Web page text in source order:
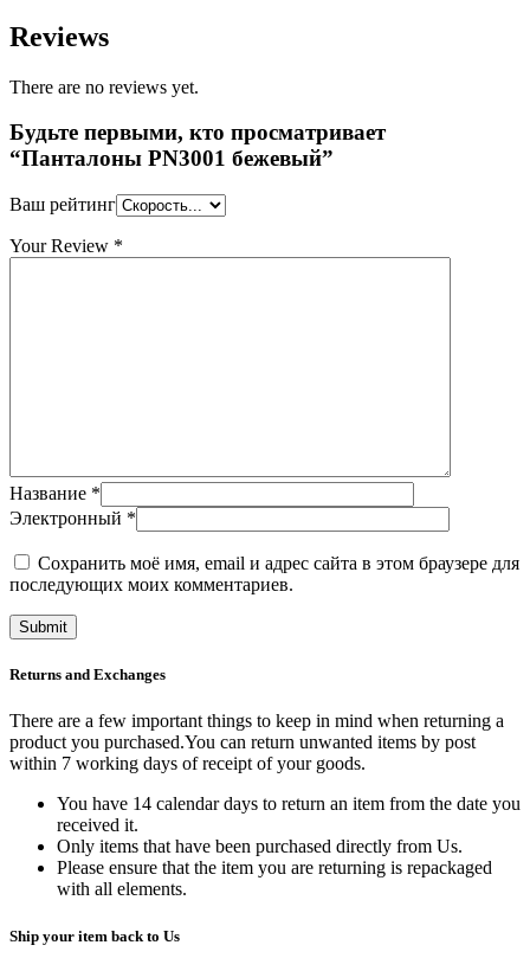
Reviews
There are no reviews yet.
Будьте первыми, кто просматривает
“Панталоны PN3001 бежевый”
Ваш рейтинг
Your Review *
Название *
Электронный *
Сохранить моё имя, email и адрес сайта в этом браузере для
последующих моих комментариев.
Returns and Exchanges
There are a few important things to keep in mind when returning a
product you purchased.You can return unwanted items by post
within 7 working days of receipt of your goods.
You have 14 calendar days to return an item from the date you
received it.
Only items that have been purchased directly from Us.
Please ensure that the item you are returning is repackaged
with all elements.
Ship your item back to Us